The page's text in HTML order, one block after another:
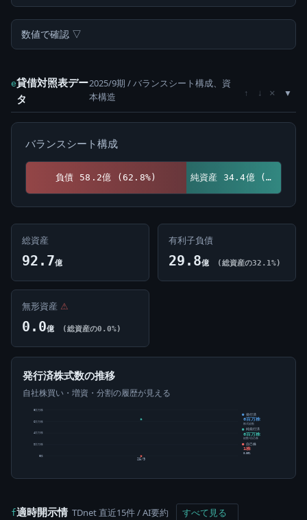
数値で確認 ▽
e貸借対照表デー
タ
2025/9期 / バランスシート構成、資
本構造
↑ ↓ ×
バランスシート構成
負債 58.2億 (62.8%) 純資産 34.4億 (37.2%)
総資産
92.7億
有利子負債
29.8億 (総資産の32.1%)
無形資産 ⚠
0.0億 (総資産の0.0%)
発行済株式数の推移
自社株買い・増資・分割の履歴が見える
0株
2百万株
4百万株
6百万株
8百万株
25/9
発行済
6百万株
株式総数
純発行済
6百万株
総数-自己株
自己株
1株
0.00%
f適時開示情 TDnet 直近15件 / AI要約
すべて見る